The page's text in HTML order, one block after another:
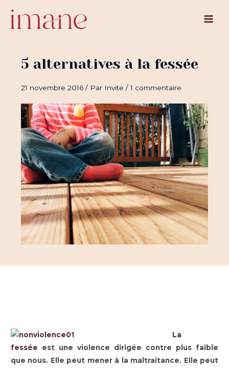
contenu
Main
5 alternatives à la fessée
21 novembre 2016/ Par Invite/1 commentaire
La
fessée est une violence dirigée contre plus faible
que nous. Elle peut mener à la maltraitance. Elle peut